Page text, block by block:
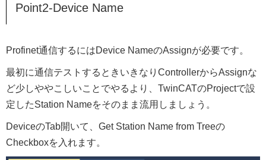
Point2-Device Name
Profinet通信するにはDevice NameのAssignが必要です。
最初に通信テストするときいきなりControllerからAssignな
ど少しややこしいことでやるより、TwinCATのProjectで設
定したStation Nameをそのまま流用しましょう。
DeviceのTab開いて、Get Station Name from Treeの
Checkboxを入れます。